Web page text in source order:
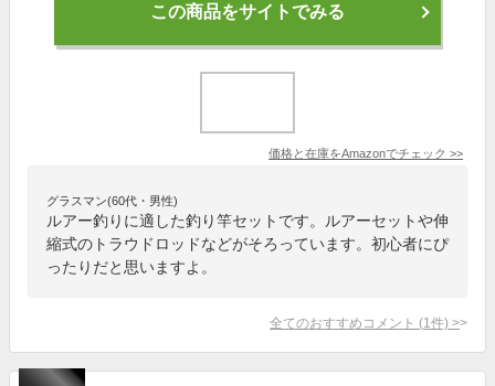
この商品をサイトでみる
価格と在庫をAmazonでチェック >>
グラスマン(60代・男性)
ルアー釣りに適した釣り竿セットです。ルアーセットや伸
縮式のトラウドロッドなどがそろっています。初心者にぴ
ったりだと思いますよ。
全てのおすすめコメント (1 件) >